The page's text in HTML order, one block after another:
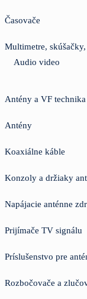
Časovače
Multimetre, skúšačky,
Audio video
Antény a VF technika
Antény
Koaxiálne káble
Konzoly a držiaky
Napájacie anténne
Prijímače TV signálu
Príslušenstvo pre
Rozbočovače a